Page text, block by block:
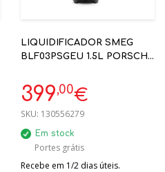
LIQUIDIFICADOR SMEG
BLF03PSGEU 1.5L PORSCHE
399,00€
SKU: 130556279
Em stock
Portes grátis
Recebe em 1/2 dias úteis.